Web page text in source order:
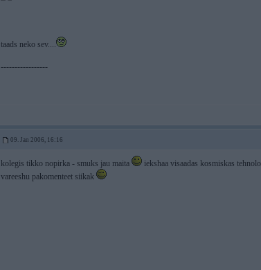
taads neko sev....
-----------------
09. Jan 2006, 16:16
kolegis tikko nopirka - smuks jau maita
iekshaa visaadas kosmiskas
vareeshu pakomenteet siikak